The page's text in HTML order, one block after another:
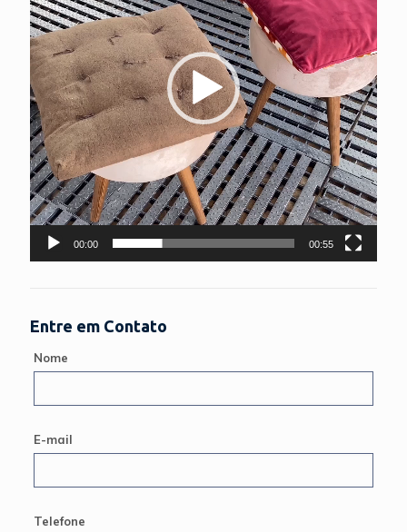
00:00 00:55
Entre em Contato
Nome
E-mail
Telefone